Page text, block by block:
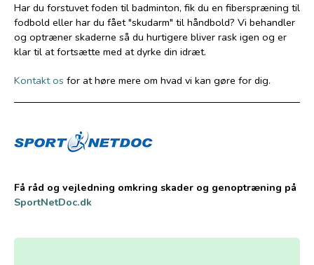
Har du forstuvet foden til badminton, fik du en fiberspræning til
fodbold eller har du fået "skudarm" til håndbold? Vi behandler
og optræner skaderne så du hurtigere bliver rask igen og er
klar til at fortsætte med at dyrke din idræt.
Kontakt os for at høre mere om hvad vi kan gøre for dig.
Få råd og vejledning omkring skader og genoptræning på
SportNetDoc.dk